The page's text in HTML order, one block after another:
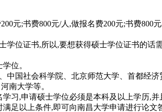
元;书费800元/人,做报名费200元;书费
学位证书,所以,要想获得硕士学位证书的
位。
国社会科学院、北京师范大学、首都经
南大学等。
习,申请硕士学位必须是本科及以上学历,并
足以上条件,即可向南昌大学申请进行论